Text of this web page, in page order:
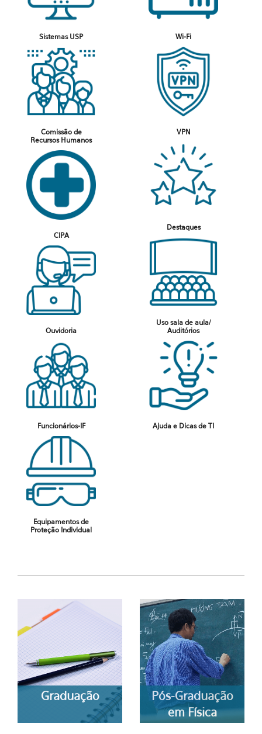
Sistemas USP
Comissão de
Recursos Humanos
CIPA
Ouvidoria
Funcionários-IF
Wi-Fi
VPN
Destaques
Uso sala de aula/
Auditórios
Ajuda e Dicas de TI
Equipamentos de
Proteção Individual
Graduação
Pós-Graduação
em Física